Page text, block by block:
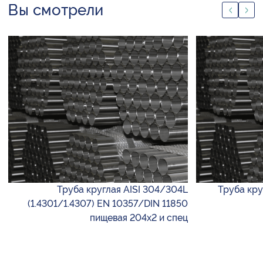
Вы смотрели
Труба круглая AISI 304/304L
(1.4301/1.4307) EN 10357/DIN 11850
пищевая 204х2 и спец
Труба